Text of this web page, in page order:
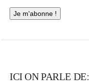
ICI ON PARLE DE: